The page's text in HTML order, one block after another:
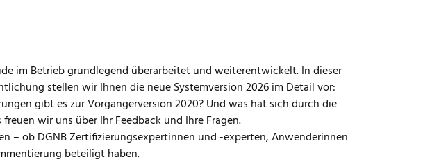
im Betrieb grundlegend überarbeitet und weiterentwickelt. In dieser
stellen wir Ihnen die neue Systemversion 2026 im Detail vor:
gibt es zur Vorgängerversion 2020? Und was hat sich durch die
wir uns über Ihr Feedback und Ihre Fragen.
– ob DGNB Zertifizierungsexpertinnen und -experten, Anwenderinnen
beteiligt haben.